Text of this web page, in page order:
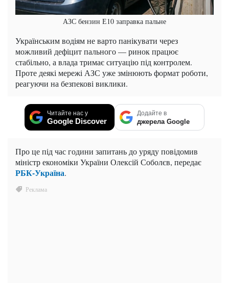
АЗС бензин Е10 заправка пальне
Українським водіям не варто панікувати через
можливий дефіцит пального — ринок працює
стабільно, а влада тримає ситуацію під контролем.
Проте деякі мережі АЗС уже змінюють формат роботи,
реагуючи на безпекові виклики.
Читайте нас у
Google Discover
Додайте в
джерела Google
Про це під час години запитань до уряду повідомив
міністр економіки України Олексій Соболєв, передає
РБК-Україна.